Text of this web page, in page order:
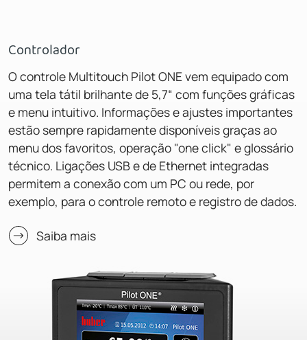
Controlador
O controle Multitouch Pilot ONE vem equipado com
uma tela tátil brilhante de 5,7“ com funções gráficas
e menu intuitivo. Informações e ajustes importantes
estão sempre rapidamente disponíveis graças ao
menu dos favoritos, operação "one click" e glossário
técnico. Ligações USB e de Ethernet integradas
permitem a conexão com um PC ou rede, por
exemplo, para o controle remoto e registro de dados.
Saiba mais